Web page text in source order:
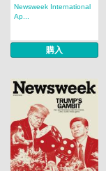
Newsweek International
Ap...
購入